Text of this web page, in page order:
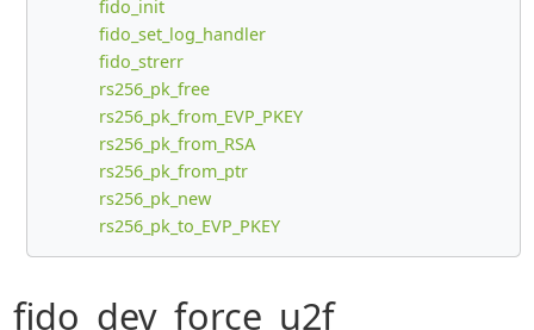
fido_init
fido_set_log_handler
fido_strerr
rs256_pk_free
rs256_pk_from_EVP_PKEY
rs256_pk_from_RSA
rs256_pk_from_ptr
rs256_pk_new
rs256_pk_to_EVP_PKEY
fido_dev_force_u2f